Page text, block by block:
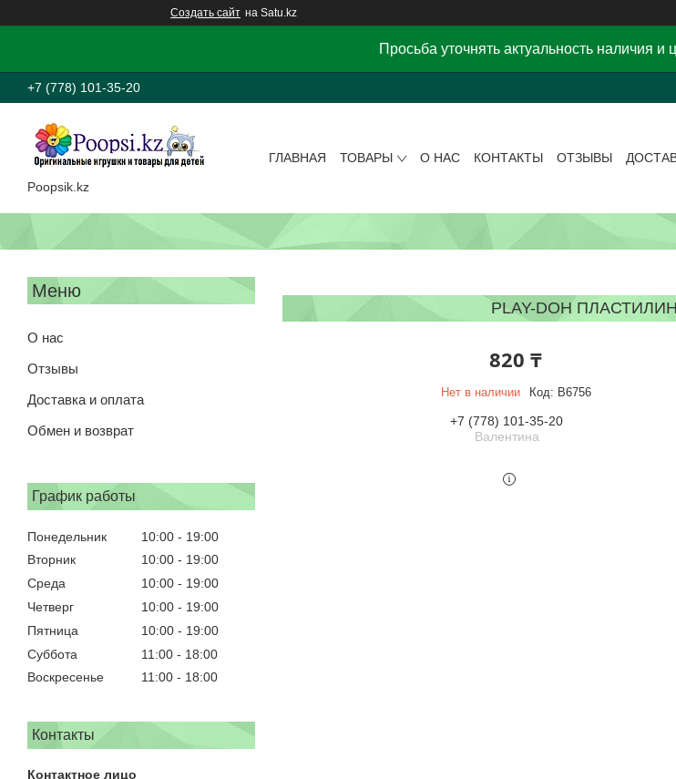
Создать сайт на Satu.kz
Просьба уточнять актуальность наличия и
+7 (778) 101-35-20
Poopsik.kz
ГЛАВНАЯ ТОВАРЫ О НАС КОНТАКТЫ ОТЗЫВЫ
О нас
Отзывы
Доставка и оплата
Обмен и возврат
График работы
Понедельник 10:00
19:00
Вторник
10:00
19:00
Среда
10:00
19:00
Четверг
10:00
19:00
Пятница
10:00
19:00
Суббота
11:00
18:00
Воскресенье
11:00 18:00
Контакты
PLAY-DOH
820 ₸
Нет в наличии Код: B6756
+7 (778) 101-35-20
Валентина